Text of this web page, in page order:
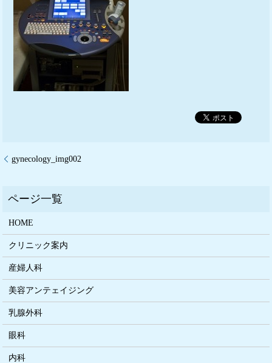
gynecology_img002
HOME
クリニック案内
産婦人科
美容アンテェイジング
乳腺外科
眼科
内科